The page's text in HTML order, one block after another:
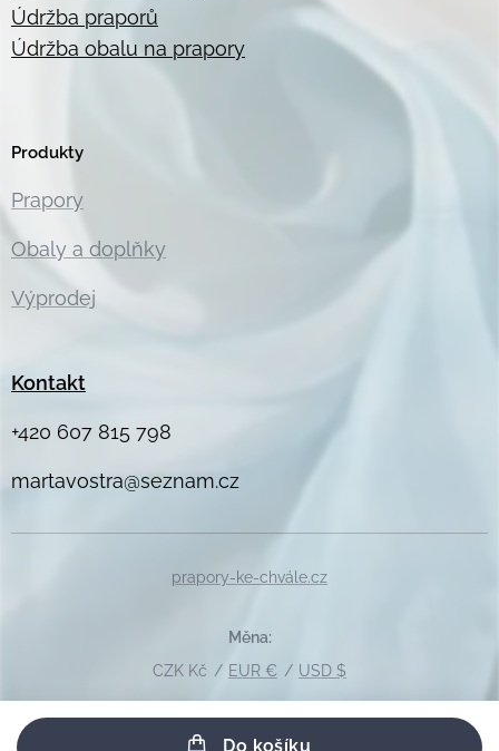
Do košíku
Údržba praporů
Údržba obalu na prapory
Produkty
Prapory
Obaly a doplňky
Výprodej
Kontakt
+420 607 815 798
martavostra@seznam.cz
prapory-ke-chvále.cz
Měna
CZK Kč
EUR € USD $